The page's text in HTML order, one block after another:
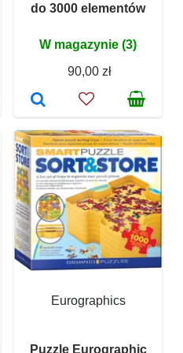
do 3000 elementów
W magazynie (3)
90,00 zł
Eurographics
Puzzle Eurographic